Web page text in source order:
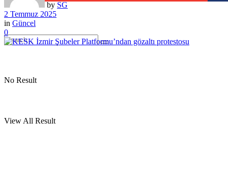
No Result
View All Result
by SG
2 Temmuz 2025
in Güncel
0